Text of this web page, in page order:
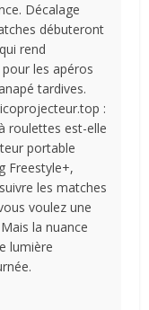
Décalage
débuteront
rend
les apéros
tardives.
:
roulettes est-elle
portable
Freestyle+,
les matches
voulez une
la nuance
lumière